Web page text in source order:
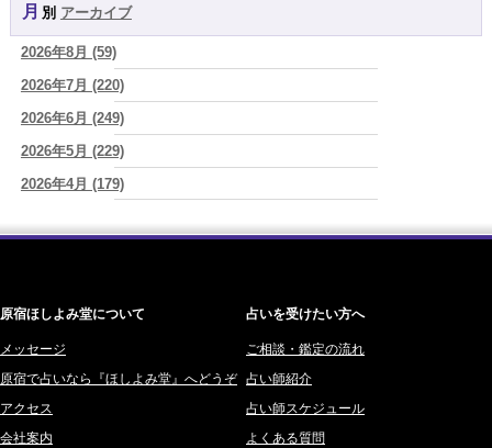
真寿の本音日記 捨てられなかった箱と、 手放せなかった私
真寿)
2026/08/09
「どちらが正解？」と迷ったとき、占いで見つけたいもの
答えを急がない恋ほど、長く続く。
2026/08/09
巳華 - Mamika -)
シンママになった私が、いい母親を演じることをやめた夜の話
よみ (39)
一之森 陽柑 (26)
椰奈空 (64)
ワカリミ (1)
神楽峰ヴィスカ (10)
赤羽うさぎ (341)
橘メルロ (7)
鈴喜みわこ (8)
鯖ノ実 ソニン (19)
愛音ソナタ (16)
月別 アーカイブ
2026年8月 (59)
2026年7月 (220)
2026年6月 (249)
2026年5月 (229)
2026年4月 (179)
2025年12月 (201)
2025年11月 (252)
2025年10月 (242)
2025年9月 (196)
原宿ほしよみ堂について
メッセージ
原宿で占いなら『ほしよみ堂』へどうぞ
アクセス
会社案内
占いを受けたい方へ
ご相談・鑑定の流れ
占い師紹介
占い師スケジュール
よくある質問